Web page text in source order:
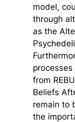
model,
through
as the
from
Beliefs
remain to
the